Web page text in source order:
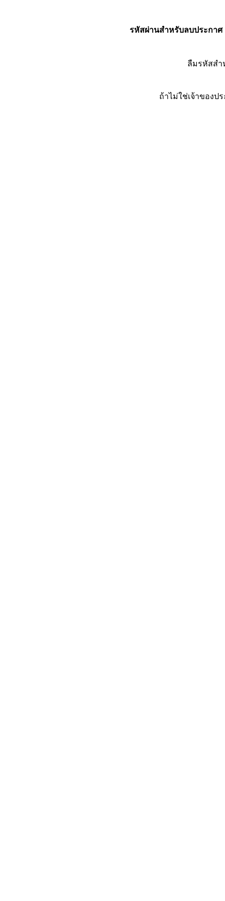
รหัสผ่านสำหรับลบประกาศ
ลืมรหัสส
ถ้าไม่ใช่เจ้าของป